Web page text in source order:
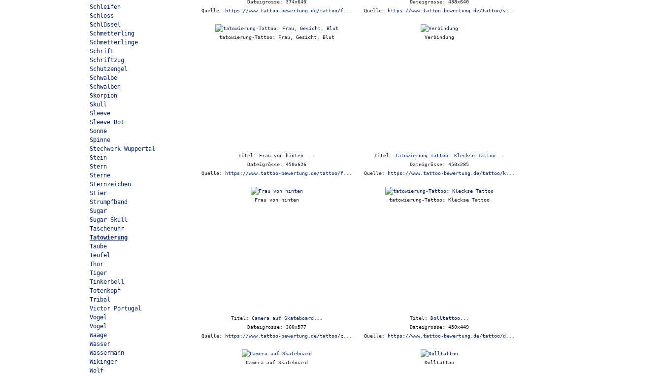
Schleifen
Schloss
Schlüssel
Schmetterling
Schmetterlinge
Schrift
Schriftzug
Schutzengel
Schwalbe
Schwalben
Skorpion
Skull
Sleeve
Sleeve Dot
Sonne
Spinne
Stechwerk Wuppertal
Stein
Stern
Sterne
Sternzeichen
Stier
Strumpfband
Sugar
Sugar Skull
Taschenuhr
Tatowierung
Taube
Teufel
Thor
Tiger
Tinkerbell
Totenkopf
Tribal
Victor Portugal
Vogel
Vögel
Waage
Wasser
Wassermann
Wikinger
Wolf
Dateigrösse: 374x640
Quelle: https://www.tattoo-bewertung.de/tattoo/f...
tatowierung-Tattoo: Frau, Gesicht, Blut
Dateigrösse: 438x640
Quelle: https://www.tattoo-bewertung.de/tattoo/v...
Verbindung
Titel: Frau von hinten ...
Dateigrösse: 450x626
Quelle: https://www.tattoo-bewertung.de/tattoo/f...
Frau von hinten
Titel: tatowierung-Tattoo: Kleckse Tattoo...
Dateigrösse: 450x285
Quelle: https://www.tattoo-bewertung.de/tattoo/k...
tatowierung-Tattoo: Kleckse Tattoo
Titel: Camera auf Skateboard...
Dateigrösse: 360x577
Quelle: https://www.tattoo-bewertung.de/tattoo/c...
Camera auf Skateboard
Titel: Dolltattoo...
Dateigrösse: 450x449
Quelle: https://www.tattoo-bewertung.de/tattoo/d...
Dolltattoo